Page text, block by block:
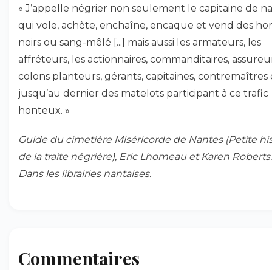
« J’appelle négrier non seulement le capitaine de
qui vole, achète, enchaîne, encaque et vend des
noirs ou sang-mêlé [...] mais aussi les armateurs, les
affréteurs, les actionnaires, commanditaires,
colons planteurs, gérants, capitaines, contremaîtres
jusqu’au dernier des matelots participant à ce trafic
honteux. »
Guide du cimetière Miséricorde de Nantes (Petite
de la traite négrière), Eric Lhomeau et Karen Roberts.
Dans les librairies nantaises.
Commentaires